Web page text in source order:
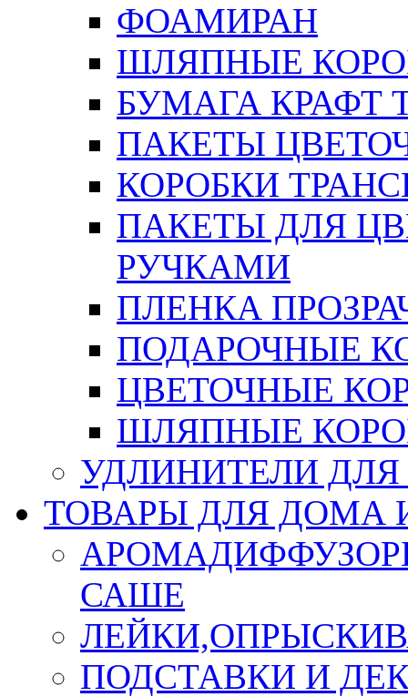
ФОАМИРАН
ШЛЯПНЫЕ
БУМАГА КРАФТ
ПАКЕТЫ
КОРОБКИ
ПАКЕТЫ ДЛЯ
РУЧКАМИ
ПЛЕНКА
ПОДАРОЧНЫЕ
ЦВЕТОЧНЫЕ
ШЛЯПНЫЕ
УДЛИНИТЕЛИ
ТОВАРЫ ДЛЯ ДОМА
САШЕ
ПОДСТАВКИ И